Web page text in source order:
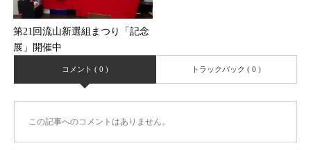
第21回流山新選組まつり「記念
展」開催中
コメント ( 0 ) トラックバック ( 0 )
この記事へのコメントはありません。